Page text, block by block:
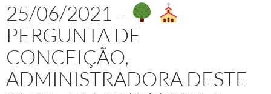
25/06/2021 –
PERGUNTA DE
CONCEIÇÃO,
ADMINISTRADORA DESTE